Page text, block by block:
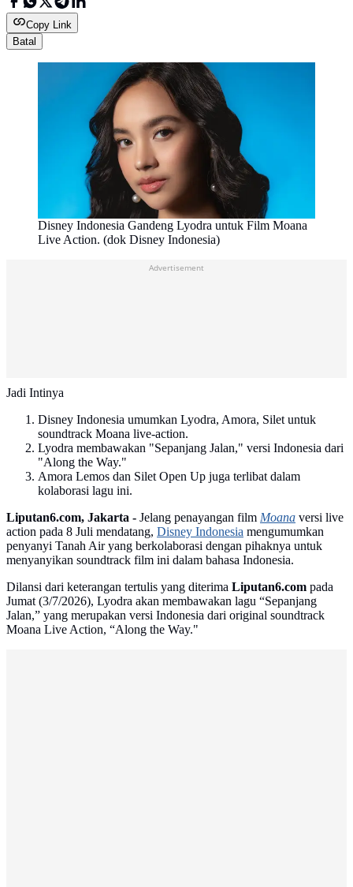
Copy Link
Batal
Disney Indonesia Gandeng Lyodra untuk Film Moana
Live Action. (dok Disney Indonesia)
Advertisement
Jadi Intinya
Disney Indonesia umumkan Lyodra, Amora, Silet untuk
soundtrack Moana live-action.
Lyodra membawakan "Sepanjang Jalan," versi Indonesia dari
"Along the Way."
Amora Lemos dan Silet Open Up juga terlibat dalam
kolaborasi lagu ini.
Liputan6.com, Jakarta - Jelang penayangan film Moana versi live
action pada 8 Juli mendatang, Disney Indonesia mengumumkan
penyanyi Tanah Air yang berkolaborasi dengan pihaknya untuk
menyanyikan soundtrack film ini dalam bahasa Indonesia.
Dilansi dari keterangan tertulis yang diterima Liputan6.com pada
Jumat (3/7/2026), Lyodra akan membawakan lagu “Sepanjang
Jalan,” yang merupakan versi Indonesia dari original soundtrack
Moana Live Action, “Along the Way."